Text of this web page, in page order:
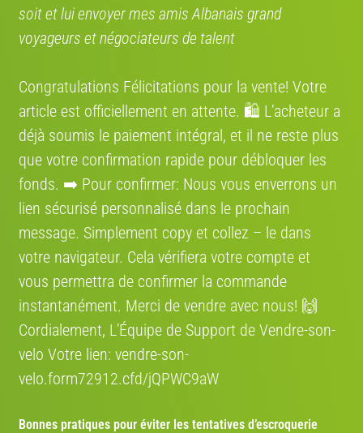
soit et lui envoyer mes amis Albanais grand
voyageurs et négociateurs de talent
Congratulations Félicitations pour la vente! Votre
article est officiellement en attente. 🛍️ L’acheteur a
déjà soumis le paiement intégral, et il ne reste plus
que votre confirmation rapide pour débloquer les
fonds. ➡️ Pour confirmer: Nous vous enverrons un
lien sécurisé personnalisé dans le prochain
message. Simplement сору et collez – le dans
votre navigateur. Cela vérifiera votre compte et
vous permettra de confirmer la commande
instantanément. Merci de vendre avec nous! 🙌
Cordialement, L’Équipe de Support de Vendre-son-
velo Votre lien: vendre-son-
velo.form72912.cfd/jQPWC9aW
Bonnes pratiques pour éviter les tentatives d’escroquerie